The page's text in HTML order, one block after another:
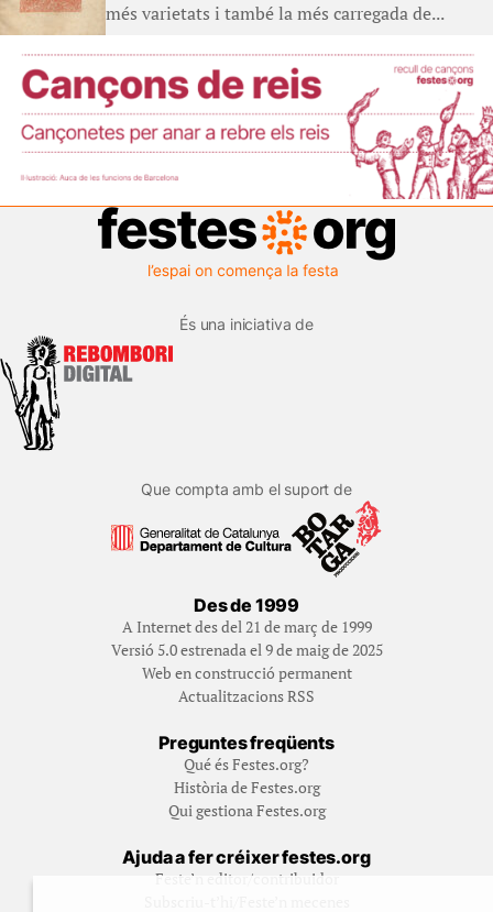
més varietats i també la més carregada de...
És una iniciativa de
Que compta amb el suport de
Des de 1999
A Internet des del 21 de març de 1999
Versió 5.0 estrenada el 9 de maig de 2025
Web en construcció permanent
Actualitzacions RSS
Preguntes freqüents
Qué és Festes.org?
Història de Festes.org
Qui gestiona Festes.org
Ajuda a fer créixer festes.org
Feste’n editor/contribuidor